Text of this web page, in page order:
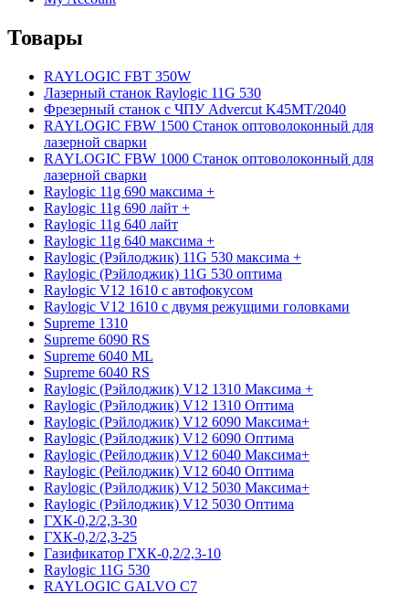
Товары
RAYLOGIC FBT 350W
Лазерный станок Raylogic 11G 530
Фрезерный станок с ЧПУ Advercut K45MT/2040
RAYLOGIC FBW 1500 Станок оптоволоконный для
лазерной сварки
RAYLOGIC FBW 1000 Станок оптоволоконный для
лазерной сварки
Raylogic 11g 690 максима +
Raylogic 11g 690 лайт +
Raylogic 11g 640 лайт
Raylogic 11g 640 максима +
Raylogic (Рэйлоджик) 11G 530 максима +
Raylogic (Рэйлоджик) 11G 530 оптима
Raylogic V12 1610 с автофокусом
Raylogic V12 1610 с двумя режущими головками
Supreme 1310
Supreme 6090 RS
Supreme 6040 ML
Supreme 6040 RS
Raylogic (Рэйлоджик) V12 1310 Максима +
Raylogic (Рэйлоджик) V12 1310 Оптима
Raylogic (Рэйлоджик) V12 6090 Максима+
Raylogic (Рэйлоджик) V12 6090 Оптима
Raylogic (Рейлоджик) V12 6040 Максима+
Raylogic (Рейлоджик) V12 6040 Оптима
Raylogic (Рэйлоджик) V12 5030 Максима+
Raylogic (Рэйлоджик) V12 5030 Оптима
ГХК-0,2/2,3-30
ГХК-0,2/2,3-25
Газификатор ГХК-0,2/2,3-10
Raylogic 11G 530
RAYLOGIC GALVO С7